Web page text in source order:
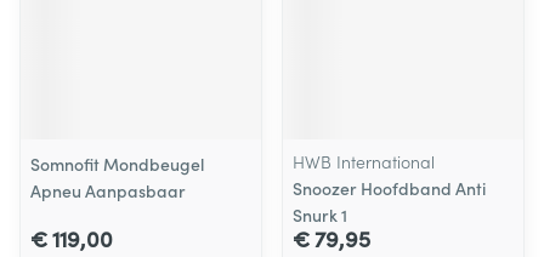
Somnofit Mondbeugel
Apneu Aanpasbaar
€ 119,00
HWB International
Snoozer Hoofdband Anti
Snurk 1
€ 79,95